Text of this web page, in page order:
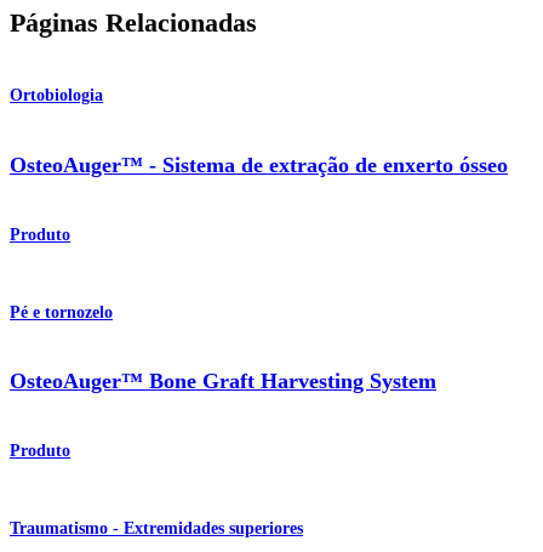
Páginas Relacionadas
Ortobiologia
OsteoAuger™ - Sistema de extração de enxerto ósseo
Produto
Pé e tornozelo
OsteoAuger™ Bone Graft Harvesting System
Produto
Traumatismo - Extremidades superiores